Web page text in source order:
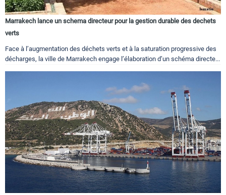
Marrakech lance un schema directeur pour la gestion durable des dechets
verts
Face à l’augmentation des déchets verts et à la saturation progressive des
décharges, la ville de Marrakech engage l’élaboration d’un schéma directe...